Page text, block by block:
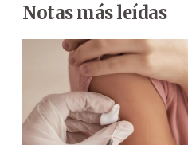
Notas más leídas